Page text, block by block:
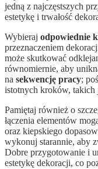
jedną z najczęstszych
estetykę i trwałość
Wybieraj odpowiednie
przeznaczeniem
może skutkować
równomiernie, aby
na sekwencję pracy;
istotnych kroków, takich
Pamiętaj również o
łączenia elementów
oraz kiepskiego
wykonuj starannie, aby
Dobre przygotowanie i
estetykę dekoracji, co